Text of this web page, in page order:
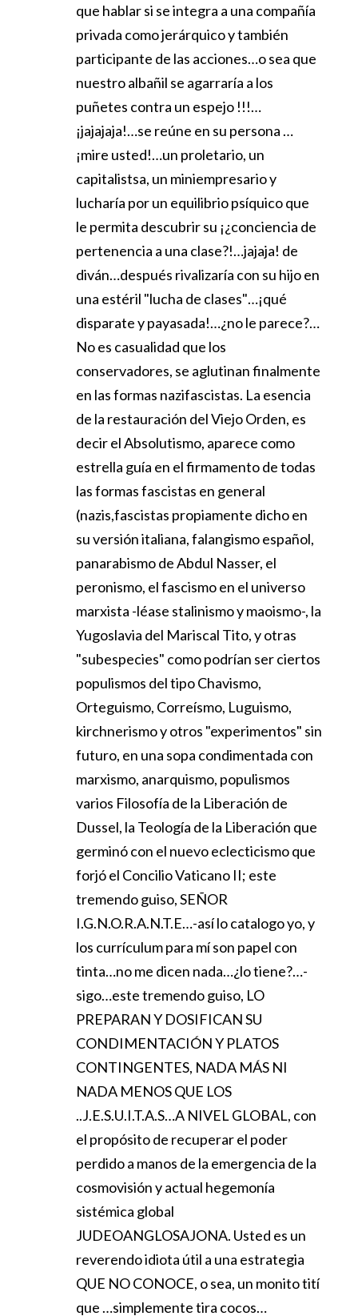
que hablar si se integra a una compañía
privada como jerárquico y también
participante de las acciones…o sea que
nuestro albañil se agarraría a los
puñetes contra un espejo !!!…
¡jajajaja!…se reúne en su persona …
¡mire usted!…un proletario, un
capitalistsa, un miniempresario y
lucharía por un equilibrio psíquico que
le permita descubrir su ¡¿conciencia de
pertenencia a una clase?!…jajaja! de
diván…después rivalizaría con su hijo en
una estéril "lucha de clases"…¡qué
disparate y payasada!…¿no le parece?…
No es casualidad que los
conservadores, se aglutinan finalmente
en las formas nazifascistas. La esencia
de la restauración del Viejo Orden, es
decir el Absolutismo, aparece como
estrella guía en el firmamento de todas
las formas fascistas en general
(nazis,fascistas propiamente dicho en
su versión italiana, falangismo español,
panarabismo de Abdul Nasser, el
peronismo, el fascismo en el universo
marxista -léase stalinismo y maoismo-, la
Yugoslavia del Mariscal Tito, y otras
"subespecies" como podrían ser ciertos
populismos del tipo Chavismo,
Orteguismo, Correísmo, Luguismo,
kirchnerismo y otros "experimentos" sin
futuro, en una sopa condimentada con
marxismo, anarquismo, populismos
varios Filosofía de la Liberación de
Dussel, la Teología de la Liberación que
germinó con el nuevo eclecticismo que
forjó el Concilio Vaticano II; este
tremendo guiso, SEÑOR
I.G.N.O.R.A.N.T.E…-así lo catalogo yo, y
los currículum para mí son papel con
tinta…no me dicen nada…¿lo tiene?…-
sigo…este tremendo guiso, LO
PREPARAN Y DOSIFICAN SU
CONDIMENTACIÓN Y PLATOS
CONTINGENTES, NADA MÁS NI
NADA MENOS QUE LOS
..J.E.S.U.I.T.A.S…A NIVEL GLOBAL, con
el propósito de recuperar el poder
perdido a manos de la emergencia de la
cosmovisión y actual hegemonía
sistémica global
JUDEOANGLOSAJONA. Usted es un
reverendo idiota útil a una estrategia
QUE NO CONOCE, o sea, un monito tití
que …simplemente tira cocos…